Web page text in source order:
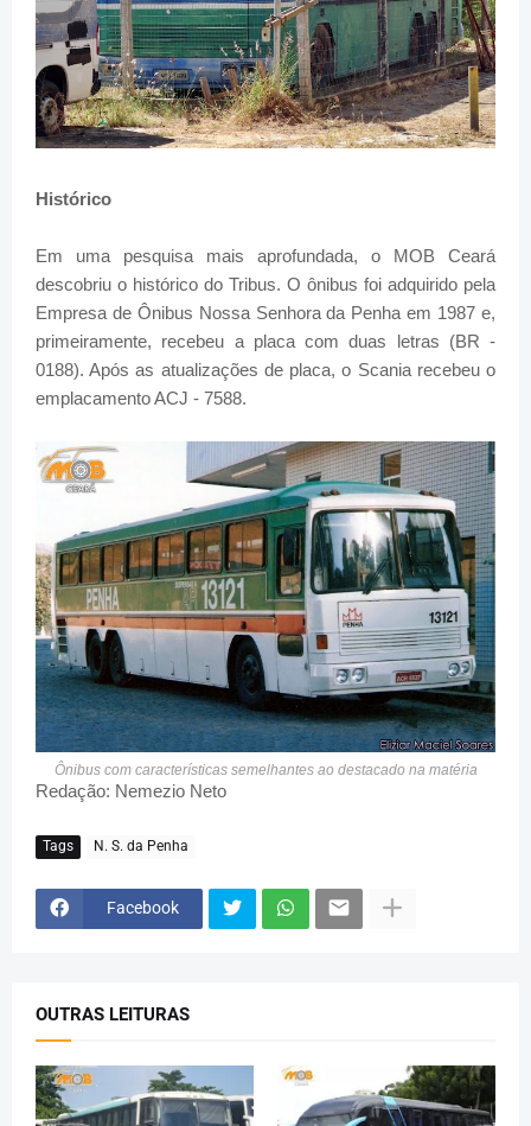
Histórico
Em uma pesquisa mais aprofundada, o MOB Ceará
descobriu o histórico do Tribus. O ônibus foi adquirido pela
Empresa de Ônibus Nossa Senhora da Penha em 1987 e,
primeiramente, recebeu a placa com duas letras (BR -
0188). Após as atualizações de placa, o Scania recebeu o
emplacamento ACJ - 7588.
Ônibus com características semelhantes ao destacado na matéria
Redação: Nemezio Neto
Tags N. S. da Penha
Facebook
OUTRAS LEITURAS